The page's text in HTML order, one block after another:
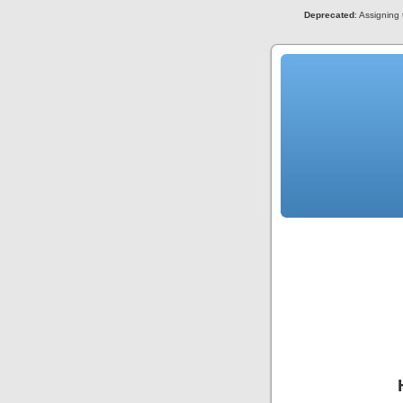
Deprecated: Assigning